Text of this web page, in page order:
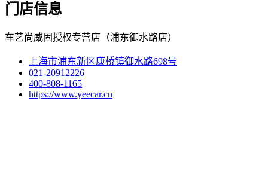
门店信息
车艺尚威固授权专营店（浦东御水路店）
上海市浦东新区康桥镇御水路698号
021-20912226
400-808-1165
https://www.yeecar.cn